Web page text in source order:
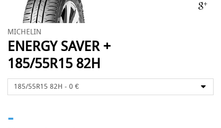
MICHELIN
ENERGY SAVER +
185/55R15 82H
-